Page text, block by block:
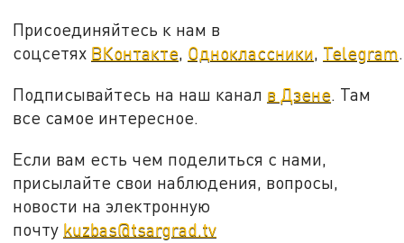
Присоединяйтесь к нам в
соцсетях ВКонтакте, Одноклассники, Telegram.
Подписывайтесь на наш канал в Дзене. Там
все самое интересное.
Если вам есть чем поделиться с нами,
присылайте свои наблюдения, вопросы,
новости на электронную
почту kuzbas@tsargrad.tv